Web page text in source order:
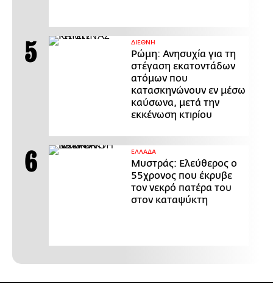
ΔΙΕΘΝΗ
Ρώμη: Ανησυχία για τη
στέγαση εκατοντάδων
ατόμων που
κατασκηνώνουν εν μέσω
καύσωνα, μετά την
εκκένωση κτιρίου
ΕΛΛΑΔΑ
Μυστράς: Ελεύθερος ο
55χρονος που έκρυβε
τον νεκρό πατέρα του
στον καταψύκτη